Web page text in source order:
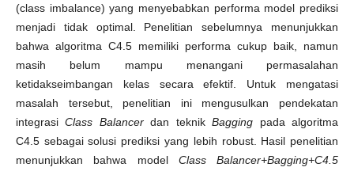
(class imbalance) yang menyebabkan performa model prediksi
menjadi tidak optimal. Penelitian sebelumnya menunjukkan
bahwa algoritma C4.5 memiliki performa cukup baik, namun
masih belum mampu menangani permasalahan
ketidakseimbangan kelas secara efektif. Untuk mengatasi
masalah tersebut, penelitian ini mengusulkan pendekatan
integrasiClass Balancerdan teknikBagging pada algoritma
C4.5 sebagai solusi prediksi yang lebih robust. Hasil penelitian
menunjukkan bahwa model Class Balancer+Bagging+C4.5